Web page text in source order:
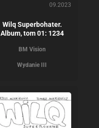
09.2023
Wilq Superbohater.
Album, tom 01: 1234
BM Vision
Wydanie III